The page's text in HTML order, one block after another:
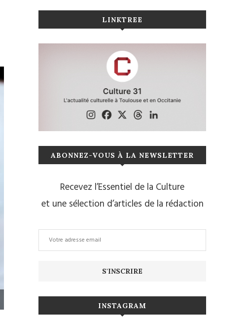
LINKTREE
ABONNEZ-VOUS À LA NEWSLETTER
Recevez l’Essentiel de la Culture
et une sélection d’articles de la rédaction
INSTAGRAM